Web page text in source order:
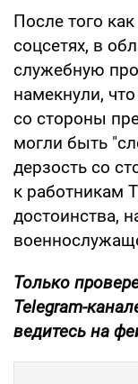
После того
соцсетях, в
служебную
намекнули,
со стороны
могли быть
дерзость со
к работникам
достоинства,
Только
Telegram-
ведитесь на